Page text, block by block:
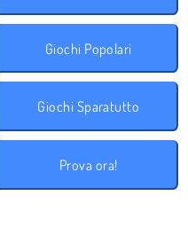
Giochi Popolari
Giochi Sparatutto
Prova ora!